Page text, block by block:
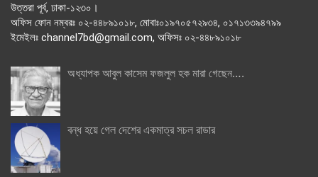
উত্তরা পূর্ব, ঢাকা-১২৩০।
অফিস ফোন নম্বরঃ ০২-৪৪৮৯১০১৮, মোবাঃ০১৯৭০৫৭২৯৩৪, ০১৭১৩৩৯৪৭৯৯
ইমেইলঃ channel7bd@gmail.com, অফিসঃ ০২-৪৪৮৯১০১৮
অধ্যাপক আবুল কাসেম ফজলুল হক মারা গেছেন….
বন্ধ হয়ে গেল দেশের একমাত্র সচল রাডার